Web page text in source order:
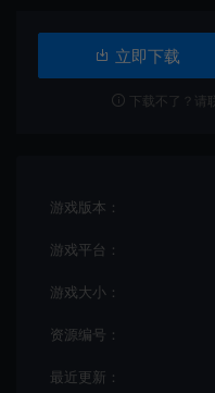
立即下载
下载不了？请
游戏版本：
游戏平台：
游戏大小：
资源编号：
最近更新：